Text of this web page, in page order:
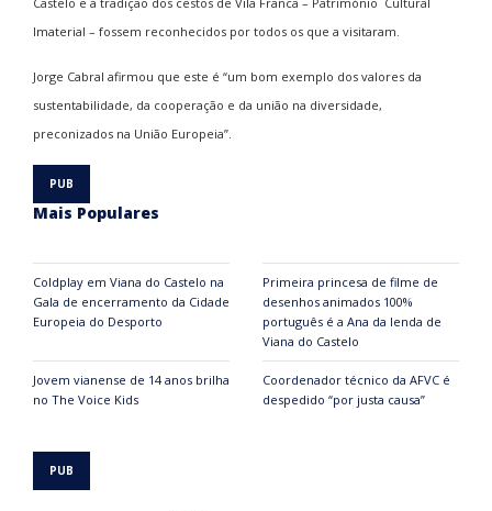
Imaterial – fossem reconhecidos por todos os que a visitaram.
Jorge Cabral afirmou que este é “um bom exemplo dos valores da
sustentabilidade, da cooperação e da união na diversidade,
preconizados na União Europeia”.
Mais Populares
Coldplay em Viana do Castelo na
Gala de encerramento da Cidade
Europeia do Desporto
Primeira princesa de filme de
desenhos animados 100%
português é a Ana da lenda de
Viana do Castelo
Jovem vianense de 14 anos brilha
no The Voice Kids
Coordenador técnico da AFVC é
despedido “por justa causa”